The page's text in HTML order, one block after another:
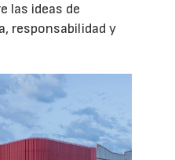
las ideas de
responsabilidad y